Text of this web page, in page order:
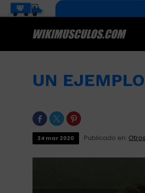
UN EJEMPLO
  
24 mar 2020 Publicado en: